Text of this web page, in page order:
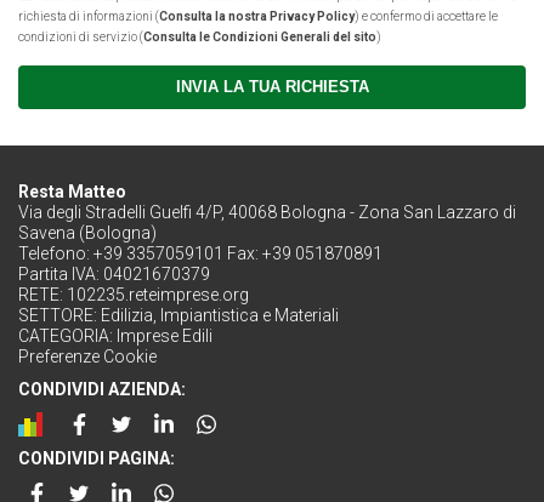
richiesta di informazioni (Consulta la nostra Privacy Policy) e confermo di accettare le
condizioni di servizio (Consulta le Condizioni Generali del sito)
INVIA LA TUA RICHIESTA
Resta Matteo
Via degli Stradelli Guelfi 4/P, 40068 Bologna - Zona San Lazzaro di
Savena (Bologna)
Telefono: +39 3357059101 Fax: +39 051870891
Partita IVA: 04021670379
RETE: 102235.reteimprese.org
SETTORE: Edilizia, Impiantistica e Materiali
CATEGORIA: Imprese Edili
Preferenze Cookie
CONDIVIDI AZIENDA:
CONDIVIDI PAGINA: